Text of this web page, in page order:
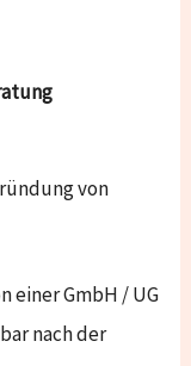
von
einer GmbH / UG
nach der